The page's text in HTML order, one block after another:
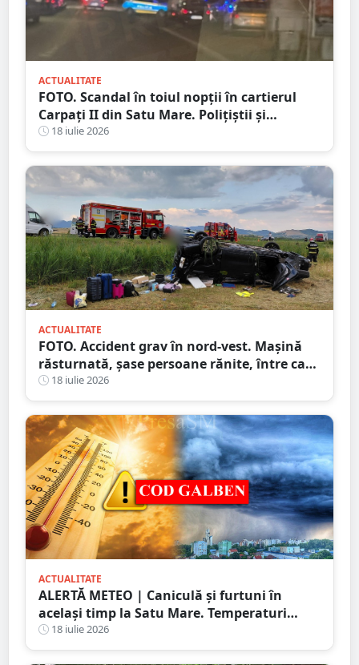
ACTUALITATE
FOTO. Scandal în toiul nopții în cartierul
Carpați II din Satu Mare. Polițiștii și
jandarmii au intervenit după un apel la 112
18 iulie 2026
ACTUALITATE
FOTO. Accident grav în nord-vest. Mașină
răsturnată, șase persoane rănite, între care
doi copii
18 iulie 2026
ACTUALITATE
ALERTĂ METEO | Caniculă și furtuni în
același timp la Satu Mare. Temperaturi
extreme și avertizări de vijelii și grindină
18 iulie 2026